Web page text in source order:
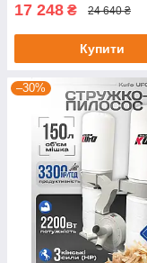
17 248 ₴ 24 640 ₴
Купити
–30%